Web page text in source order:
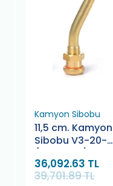
Kamyon Sibobu
11,5 cm. Kamyon
Sibobu V3-20-6
(500 Adet)
36,092.63 TL
39,701.89 TL